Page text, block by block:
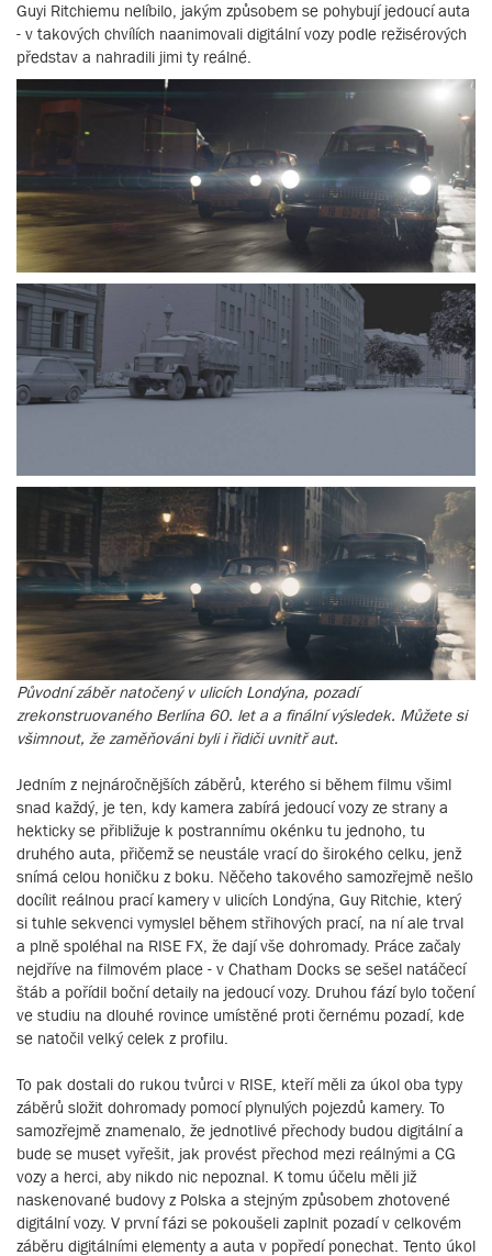
Guyi Ritchiemu nelíbilo, jakým způsobem se pohybují jedoucí auta
- v takových chvílích naanimovali digitální vozy podle režisérových
představ a nahradili jimi ty reálné.
Původní záběr natočený v ulicích Londýna, pozadí
zrekonstruovaného Berlína 60. let a a finální výsledek. Můžete si
všimnout, že zaměňováni byli i řidiči uvnitř aut.
Jedním z nejnáročnějších záběrů, kterého si během filmu všiml
snad každý, je ten, kdy kamera zabírá jedoucí vozy ze strany a
hekticky se přibližuje k postrannímu okénku tu jednoho, tu
druhého auta, přičemž se neustále vrací do širokého celku, jenž
snímá celou honičku z boku. Něčeho takového samozřejmě nešlo
docílit reálnou prací kamery v ulicích Londýna, Guy Ritchie, který
si tuhle sekvenci vymyslel během střihových prací, na ní ale trval
a plně spoléhal na RISE FX, že dají vše dohromady. Práce začaly
nejdříve na filmovém place - v Chatham Docks se sešel natáčecí
štáb a pořídil boční detaily na jedoucí vozy. Druhou fází bylo točení
ve studiu na dlouhé rovince umístěné proti černému pozadí, kde
se natočil velký celek z profilu.
To pak dostali do rukou tvůrci v RISE, kteří měli za úkol oba typy
záběrů složit dohromady pomocí plynulých pojezdů kamery. To
samozřejmě znamenalo, že jednotlivé přechody budou digitální a
bude se muset vyřešit, jak provést přechod mezi reálnými a CG
vozy a herci, aby nikdo nic nepoznal. K tomu účelu měli již
naskenované budovy z Polska a stejným způsobem zhotovené
digitální vozy. V první fázi se pokoušeli zaplnit pozadí v celkovém
záběru digitálními elementy a auta v popředí ponechat. Tento úkol